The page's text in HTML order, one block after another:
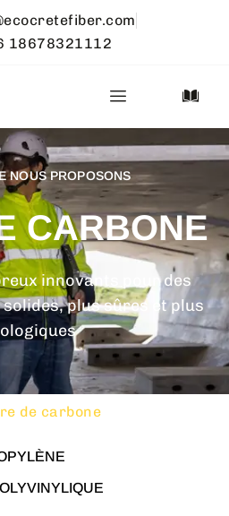
18678321112
NOUS PROPOSONS
CARBONE
innovants pour des
plus sûres et plus
de carbone